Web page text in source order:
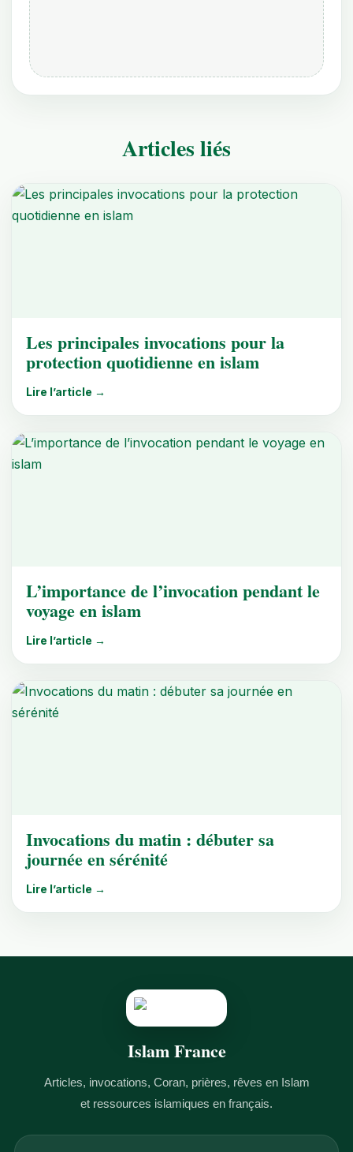
Articles liés
Les principales invocations pour la
protection quotidienne en islam
Lire l’article →
L’importance de l’invocation pendant le
voyage en islam
Lire l’article →
Invocations du matin : débuter sa
journée en sérénité
Lire l’article →
Islam France
Articles, invocations, Coran, prières, rêves en Islam
et ressources islamiques en français.